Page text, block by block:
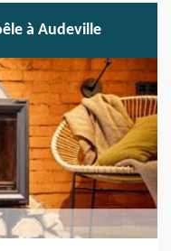
à Audeville